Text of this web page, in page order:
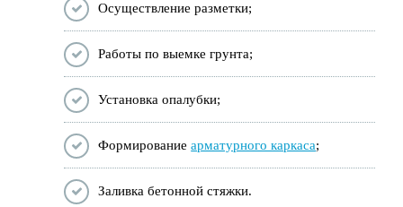
Осуществление разметки;
Работы по выемке грунта;
Установка опалубки;
Формированиеарматурного каркаса;
Заливка бетонной стяжки.